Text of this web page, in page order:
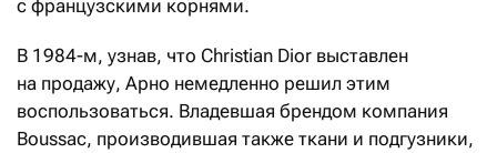
с французскими корнями.
В 1984-м, узнав, что Christian Dior выставлен
на продажу, Арно немедленно решил этим
воспользоваться. Владевшая брендом компания
Boussac, производившая также ткани и подгузники,